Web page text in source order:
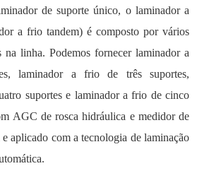
de suporte único, o laminador a
a frio tandem) é composto por vários
na linha. Podemos fornecer laminador a
laminador a frio de três suportes,
suportes e laminador a frio de cinco
AGC de rosca hidráulica e medidor de
e aplicado com a tecnologia de laminação